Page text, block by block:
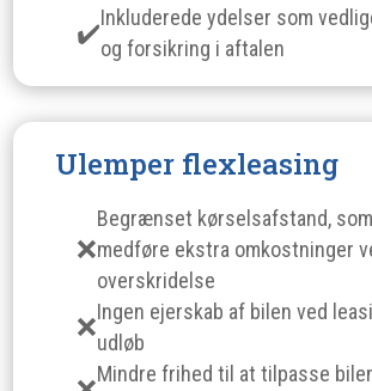
Inkluderede ydelser som
og forsikring i aftalen
Ulemper flexleasing
Begrænset kørselsafstand,
medføre ekstra omkostninger
overskridelse
Ingen ejerskab af bilen ved
udløb
Mindre frihed til at tilpasse